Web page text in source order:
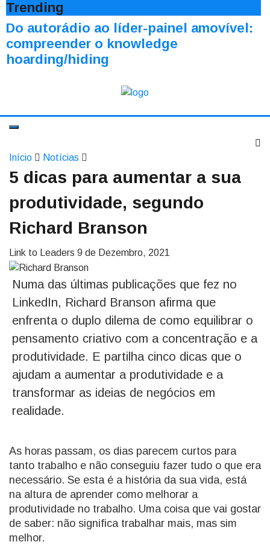
Trending
Do autorádio ao líder-painel amovível:
compreender o knowledge
hoarding/hiding
Início Notícias
5 dicas para aumentar a sua
produtividade, segundo
Richard Branson
Link to Leaders 9 de Dezembro, 2021
Numa das últimas publicações que fez no
LinkedIn, Richard Branson afirma que
enfrenta o duplo dilema de como equilibrar o
pensamento criativo com a concentração e a
produtividade. E partilha cinco dicas que o
ajudam a aumentar a produtividade e a
transformar as ideias de negócios em
realidade.
As horas passam, os dias parecem curtos para
tanto trabalho e não conseguiu fazer tudo o que era
necessário. Se esta é a história da sua vida, está
na altura de aprender como melhorar a
produtividade no trabalho. Uma coisa que vai gostar
de saber: não significa trabalhar mais, mas sim
melhor.